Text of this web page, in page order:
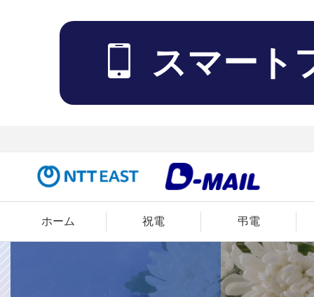
スマート
ホーム 祝電 弔電